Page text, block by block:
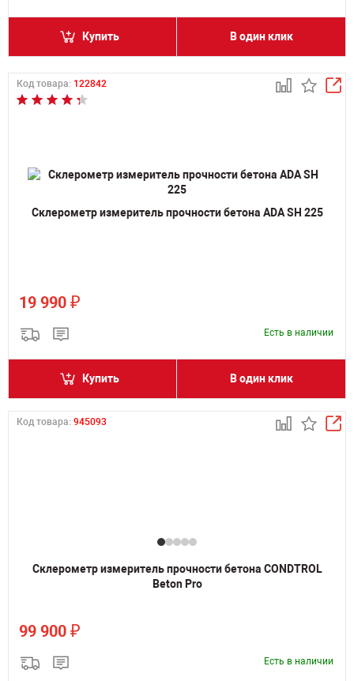
Купить В один клик
Код товара: 122842
Склерометр измеритель прочности бетона ADA SH 225
19 990 ₽
Есть в наличии
Купить В один клик
Код товара: 945093
Склерометр измеритель прочности бетона CONDTROL
Beton Pro
99 900 ₽
Есть в наличии